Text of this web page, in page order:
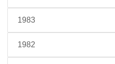
1983
1982